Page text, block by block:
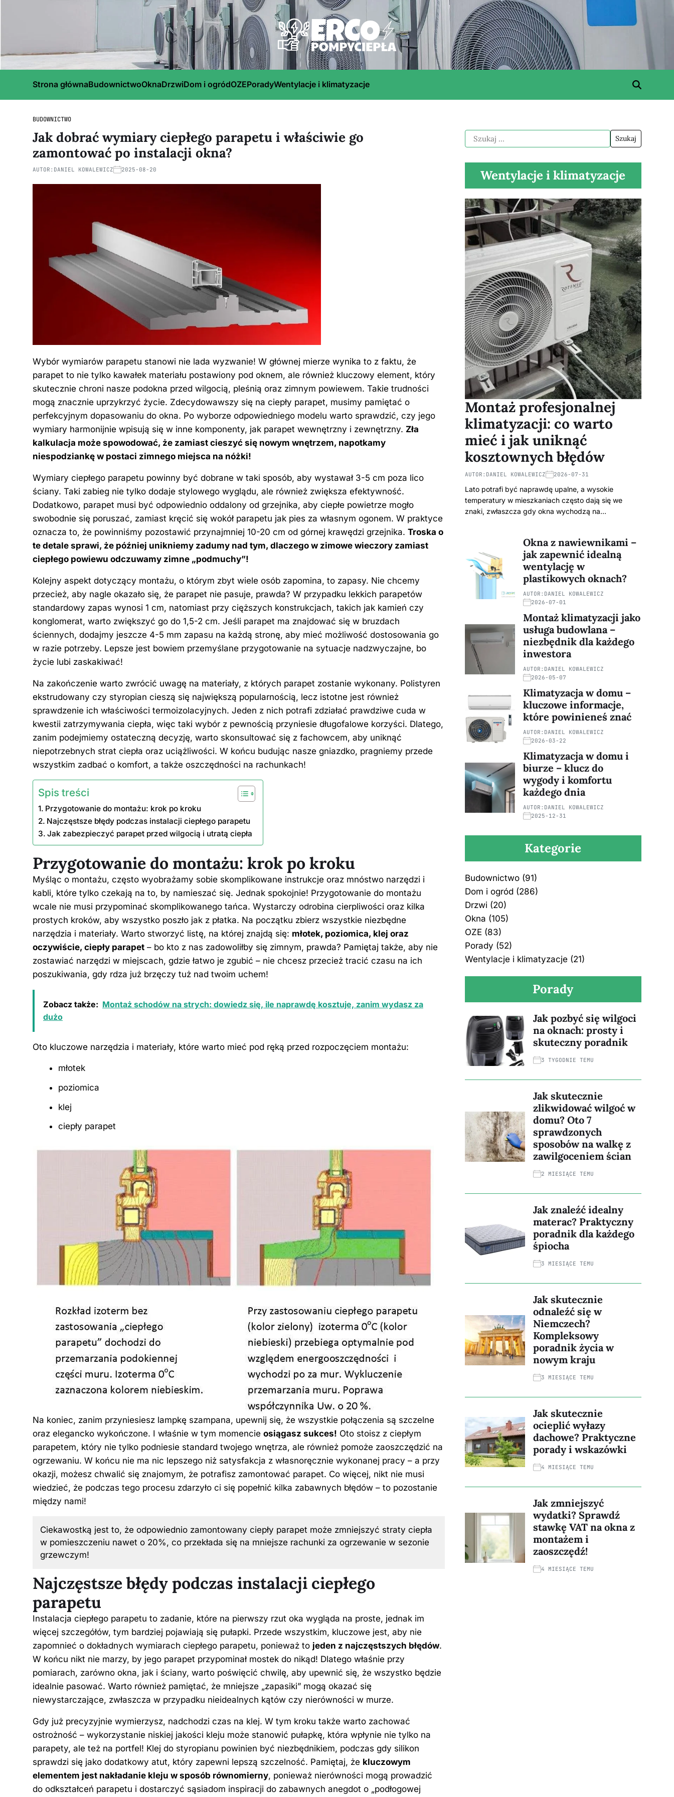
Strona głównaBudownictwoOknaDrzwiDom i ogródOZEPoradyWentylacje i klimatyzacje
BUDOWNICTWO
Jak dobrać wymiary ciepłego parapetu i właściwie go
zamontować po instalacji okna?
AUTOR: DANIEL KOWALEWICZ 2025-08-20
Wybór wymiarów parapetu stanowi nie lada wyzwanie! W głównej mierze wynika to z faktu, że
parapet to nie tylko kawałek materiału postawiony pod oknem, ale również kluczowy element, który
skutecznie chroni nasze podokna przed wilgocią, pleśnią oraz zimnym powiewem. Takie trudności
mogą znacznie uprzykrzyć życie. Zdecydowawszy się na ciepły parapet, musimy pamiętać o
perfekcyjnym dopasowaniu do okna. Po wyborze odpowiedniego modelu warto sprawdzić, czy jego
wymiary harmonijnie wpisują się w inne komponenty, jak parapet wewnętrzny i zewnętrzny. Zła
kalkulacja może spowodować, że zamiast cieszyć się nowym wnętrzem, napotkamy
niespodziankę w postaci zimnego miejsca na nóżki!
Wymiary ciepłego parapetu powinny być dobrane w taki sposób, aby wystawał 3-5 cm poza lico
ściany. Taki zabieg nie tylko dodaje stylowego wyglądu, ale również zwiększa efektywność.
Dodatkowo, parapet musi być odpowiednio oddalony od grzejnika, aby ciepłe powietrze mogło
swobodnie się poruszać, zamiast kręcić się wokół parapetu jak pies za własnym ogonem. W praktyce
oznacza to, że powinniśmy pozostawić przynajmniej 10-20 cm od górnej krawędzi grzejnika. Troska o
te detale sprawi, że później unikniemy zadumy nad tym, dlaczego w zimowe wieczory zamiast
ciepłego powiewu odczuwamy zimne „podmuchy”!
Kolejny aspekt dotyczący montażu, o którym zbyt wiele osób zapomina, to zapasy. Nie chcemy
przecież, aby nagle okazało się, że parapet nie pasuje, prawda? W przypadku lekkich parapetów
standardowy zapas wynosi 1 cm, natomiast przy cięższych konstrukcjach, takich jak kamień czy
konglomerat, warto zwiększyć go do 1,5-2 cm. Jeśli parapet ma znajdować się w bruzdach
ściennych, dodajmy jeszcze 4-5 mm zapasu na każdą stronę, aby mieć możliwość dostosowania go
w razie potrzeby. Lepsze jest bowiem przemyślane przygotowanie na sytuacje nadzwyczajne, bo
życie lubi zaskakiwać!
Na zakończenie warto zwrócić uwagę na materiały, z których parapet zostanie wykonany. Polistyren
ekstrudowany czy styropian cieszą się największą popularnością, lecz istotne jest również
sprawdzenie ich właściwości termoizolacyjnych. Jeden z nich potrafi zdziałać prawdziwe cuda w
kwestii zatrzymywania ciepła, więc taki wybór z pewnością przyniesie długofalowe korzyści. Dlatego,
zanim podejmiemy ostateczną decyzję, warto skonsultować się z fachowcem, aby uniknąć
niepotrzebnych strat ciepła oraz uciążliwości. W końcu budując nasze gniazdko, pragniemy przede
wszystkim zadbać o komfort, a także oszczędności na rachunkach!
Spis treści
Przygotowanie do montażu: krok po kroku
Najczęstsze błędy podczas instalacji ciepłego parapetu
Jak zabezpieczyć parapet przed wilgocią i utratą ciepła
Przygotowanie do montażu: krok po kroku
Myśląc o montażu, często wyobrażamy sobie skomplikowane instrukcje oraz mnóstwo narzędzi i
kabli, które tylko czekają na to, by namieszać się. Jednak spokojnie! Przygotowanie do montażu
wcale nie musi przypominać skomplikowanego tańca. Wystarczy odrobina cierpliwości oraz kilka
prostych kroków, aby wszystko poszło jak z płatka. Na początku zbierz wszystkie niezbędne
narzędzia i materiały. Warto stworzyć listę, na której znajdą się: młotek, poziomica, klej oraz
oczywiście, ciepły parapet – bo kto z nas zadowoliłby się zimnym, prawda? Pamiętaj także, aby nie
zostawiać narzędzi w miejscach, gdzie łatwo je zgubić – nie chcesz przecież tracić czasu na ich
poszukiwania, gdy rdza już brzęczy tuż nad twoim uchem!
Zobacz także: Montaż schodów na strych: dowiedz się, ile naprawdę kosztuje, zanim wydasz za
dużo
Oto kluczowe narzędzia i materiały, które warto mieć pod ręką przed rozpoczęciem montażu:
młotek
poziomica
klej
ciepły parapet
Na koniec, zanim przyniesiesz lampkę szampana, upewnij się, że wszystkie połączenia są szczelne
oraz elegancko wykończone. I właśnie w tym momencie osiągasz sukces! Oto stoisz z ciepłym
parapetem, który nie tylko podniesie standard twojego wnętrza, ale również pomoże zaoszczędzić na
ogrzewaniu. W końcu nie ma nic lepszego niż satysfakcja z własnoręcznie wykonanej pracy – a przy
okazji, możesz chwalić się znajomym, że potrafisz zamontować parapet. Co więcej, nikt nie musi
wiedzieć, że podczas tego procesu zdarzyło ci się popełnić kilka zabawnych błędów – to pozostanie
między nami!
Ciekawostką jest to, że odpowiednio zamontowany ciepły parapet może zmniejszyć straty ciepła
w pomieszczeniu nawet o 20%, co przekłada się na mniejsze rachunki za ogrzewanie w sezonie
grzewczym!
Najczęstsze błędy podczas instalacji ciepłego
parapetu
Instalacja ciepłego parapetu to zadanie, które na pierwszy rzut oka wygląda na proste, jednak im
więcej szczegółów, tym bardziej pojawiają się pułapki. Przede wszystkim, kluczowe jest, aby nie
zapomnieć o dokładnych wymiarach ciepłego parapetu, ponieważ to jeden z najczęstszych błędów.
W końcu nikt nie marzy, by jego parapet przypominał mostek do nikąd! Dlatego właśnie przy
pomiarach, zarówno okna, jak i ściany, warto poświęcić chwilę, aby upewnić się, że wszystko będzie
idealnie pasować. Warto również pamiętać, że mniejsze „zapasiki” mogą okazać się
niewystarczające, zwłaszcza w przypadku nieidealnych kątów czy nierówności w murze.
Gdy już precyzyjnie wymierzysz, nadchodzi czas na klej. W tym kroku także warto zachować
ostrożność – wykorzystanie niskiej jakości kleju może stanowić pułapkę, która wpłynie nie tylko na
parapety, ale też na portfel! Klej do styropianu powinien być niezbędnikiem, podczas gdy silikon
sprawdzi się jako dodatkowy atut, który zapewni lepszą szczelność. Pamiętaj, że kluczowym
elementem jest nakładanie kleju w sposób równomierny, ponieważ nierówności mogą prowadzić
do odkształceń parapetu i dostarczyć sąsiadom inspiracji do zabawnych anegdot o „podłogowej
Wentylacje i klimatyzacje
Montaż profesjonalnej
klimatyzacji: co warto
mieć i jak uniknąć
kosztownych błędów
AUTOR: DANIEL KOWALEWICZ 2026-07-31
Lato potrafi być naprawdę upalne, a wysokie
temperatury w mieszkaniach często dają się we
znaki, zwłaszcza gdy okna wychodzą na…
Okna z nawiewnikami –
jak zapewnić idealną
wentylację w
plastikowych oknach?
AUTOR: DANIEL KOWALEWICZ
2026-07-01
Montaż klimatyzacji jako
usługa budowlana –
niezbędnik dla każdego
inwestora
AUTOR: DANIEL KOWALEWICZ
2026-05-07
Klimatyzacja w domu –
kluczowe informacje,
które powinieneś znać
AUTOR: DANIEL KOWALEWICZ
2026-03-22
Klimatyzacja w domu i
biurze – klucz do
wygody i komfortu
każdego dnia
AUTOR: DANIEL KOWALEWICZ
2025-12-31
Kategorie
Budownictwo(91)
Dom i ogród (286)
Drzwi (20)
Okna (105)
OZE(83)
Porady (52)
Wentylacje i klimatyzacje (21)
Porady
Jak pozbyć się wilgoci
na oknach: prosty i
skuteczny poradnik
3 TYGODNIE TEMU
Jak skutecznie
zlikwidować wilgoć w
domu? Oto 7
sprawdzonych
sposobów na walkę z
zawilgoceniem ścian
2 MIESIĄCE TEMU
Jak znaleźć idealny
materac? Praktyczny
poradnik dla każdego
śpiocha
3 MIESIĄCE TEMU
Jak skutecznie
odnaleźć się w
Niemczech?
Kompleksowy
poradnik życia w
nowym kraju
3 MIESIĄCE TEMU
Jak skutecznie
ocieplić wyłazy
dachowe? Praktyczne
porady i wskazówki
4 MIESIĄCE TEMU
Jak zmniejszyć
wydatki? Sprawdź
stawkę VAT na okna z
montażem i
zaoszczędź!
4 MIESIĄCE TEMU